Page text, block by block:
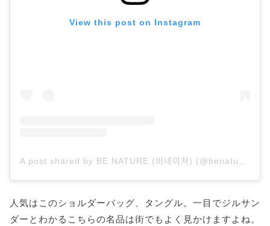
View this post on Instagram
人気はこのショルダーバッグ、タングル。一目でジルサン
ダーとわかるこちらの名品は街でもよく見かけますよね。